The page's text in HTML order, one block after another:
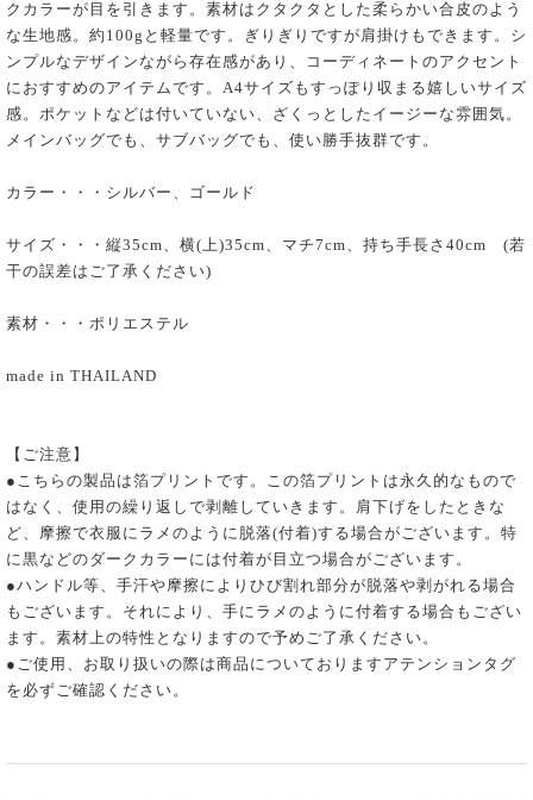
クカラーが目を引きます。素材はクタクタとした柔らかい合皮のよう
な生地感。約100gと軽量です。ぎりぎりですが肩掛けもできます。シ
ンプルなデザインながら存在感があり、コーディネートのアクセント
におすすめのアイテムです。A4サイズもすっぽり収まる嬉しいサイズ
感。ポケットなどは付いていない、ざくっとしたイージーな雰囲気。
メインバッグでも、サブバッグでも、使い勝手抜群です。
カラー・・・シルバー、ゴールド
サイズ・・・縦35cm、横(上)35cm、マチ7cm、持ち手長さ40cm (若
干の誤差はご了承ください)
素材・・・ポリエステル
made in THAILAND
【ご注意】
●こちらの製品は箔プリントです。この箔プリントは永久的なもので
はなく、使用の繰り返しで剥離していきます。肩下げをしたときな
ど、摩擦で衣服にラメのように脱落(付着)する場合がございます。特
に黒などのダークカラーには付着が目立つ場合がございます。
●ハンドル等、手汗や摩擦によりひび割れ部分が脱落や剥がれる場合
もございます。それにより、手にラメのように付着する場合もござい
ます。素材上の特性となりますので予めご了承ください。
●ご使用、お取り扱いの際は商品についておりますアテンションタグ
を必ずご確認ください。